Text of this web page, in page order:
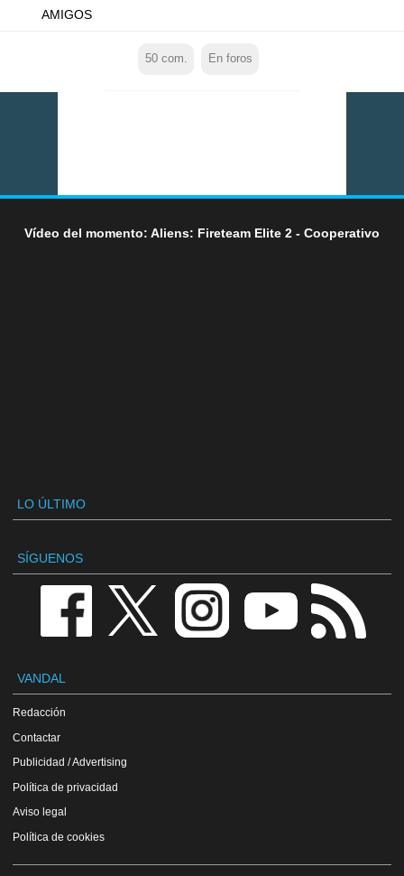
AMIGOS
50com. En foros
Vídeo del momento: Aliens: Fireteam Elite 2 - Cooperativo
LO ÚLTIMO
SÍGUENOS
VANDAL
Redacción
Contactar
Publicidad / Advertising
Política de privacidad
Aviso legal
Política de cookies